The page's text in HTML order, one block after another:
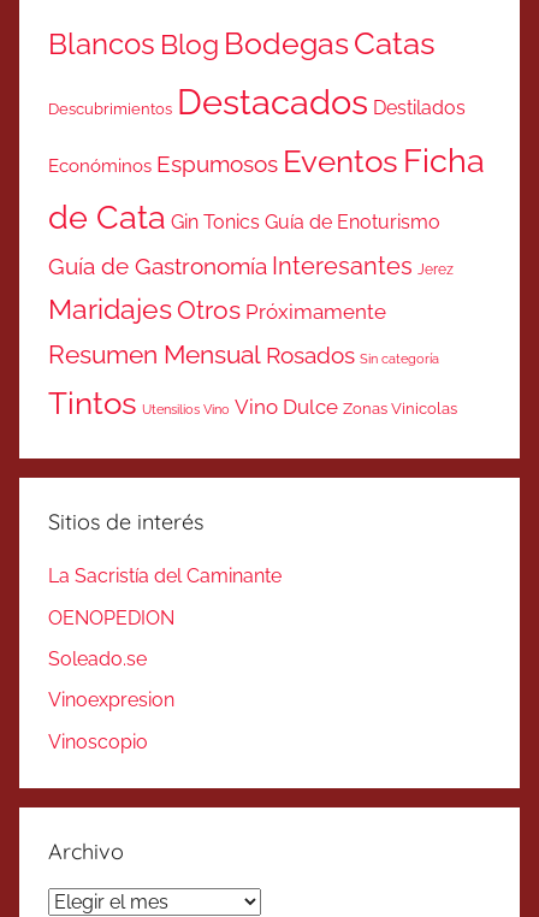
Blancos Blog BodegasCatas
Descubrimientos Destacados Destilados
Económinos Espumosos Eventos Ficha
de Cata Gin Tonics Guía de Enoturismo
Guía de Gastronomía Interesantes Jerez
MaridajesOtros Próximamente
Resumen Mensual Rosados Sin categoría
Tintos Utensilios Vino Vino Dulce Zonas Vinicolas
Sitios de interés
La Sacristía del Caminante
OENOPEDION
Soleado.se
Vinoexpresion
Vinoscopio
Archivo
Archivo